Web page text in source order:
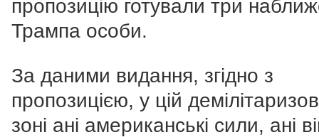
пропозицію готували три
Трампа особи.
За даними видання, згідно з
пропозицією, у цій
зоні ані американські сили, ані